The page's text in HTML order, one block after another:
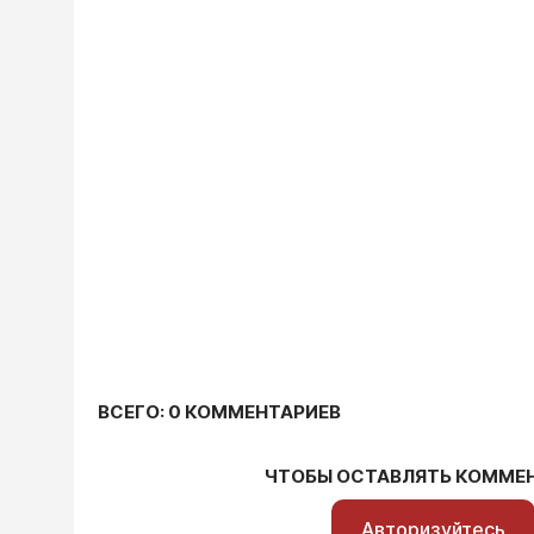
ВСЕГО: 0 КОММЕНТАРИЕВ
ЧТОБЫ ОСТАВЛЯТЬ